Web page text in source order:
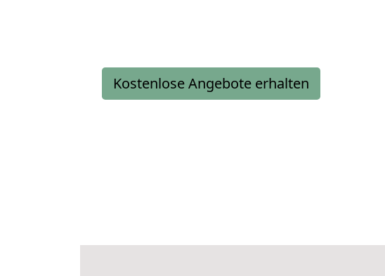
Kostenlose Angebote erhalten